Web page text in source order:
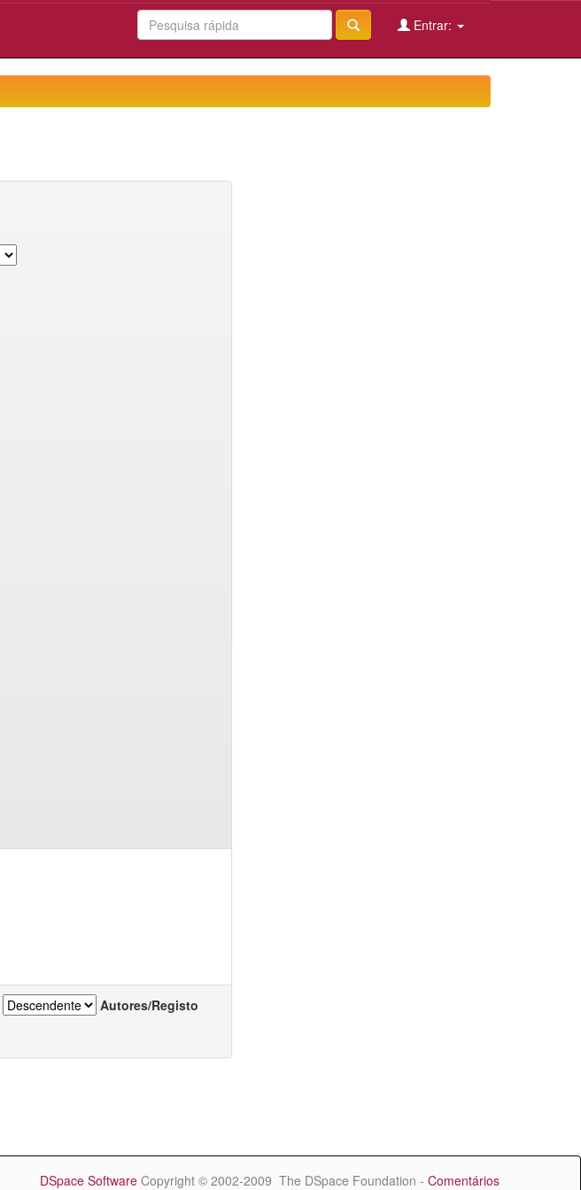
Entrar:
Autores/Registo
DSpace Software Copyright © 2002-2009 The DSpace Foundation - Comentários